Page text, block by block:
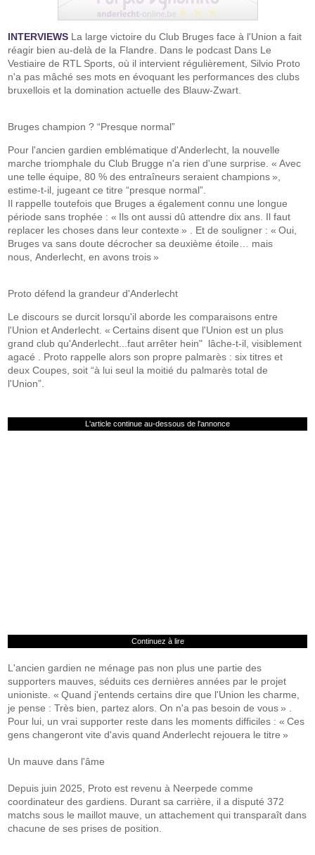
INTERVIEWS La large victoire du Club Bruges face à l'Union a fait
réagir bien au-delà de la Flandre. Dans le podcast Dans Le
Vestiaire de RTL Sports, où il intervient régulièrement, Silvio Proto
n'a pas mâché ses mots en évoquant les performances des clubs
bruxellois et la domination actuelle des Blauw-Zwart.
Bruges champion ? “Presque normal”
Pour l'ancien gardien emblématique d'Anderlecht, la nouvelle
marche triomphale du Club Brugge n'a rien d'une surprise. « Avec
une telle équipe, 80 % des entraîneurs seraient champions »,
estime-t-il, jugeant ce titre “presque normal”.
Il rappelle toutefois que Bruges a également connu une longue
période sans trophée : « Ils ont aussi dû attendre dix ans. Il faut
replacer les choses dans leur contexte » . Et de souligner : « Oui,
Bruges va sans doute décrocher sa deuxième étoile… mais
nous, Anderlecht, en avons trois »
Proto défend la grandeur d'Anderlecht
Le discours se durcit lorsqu'il aborde les comparaisons entre
l'Union et Anderlecht. « Certains disent que l'Union est un plus
grand club qu'Anderlecht...faut arrêter hein" lâche-t-il, visiblement
agacé . Proto rappelle alors son propre palmarès : six titres et
deux Coupes, soit “à lui seul la moitié du palmarès total de
l'Union”.
L'article continue au-dessous de l'annonce
Continuez à lire
L'ancien gardien ne ménage pas non plus une partie des
supporters mauves, séduits ces dernières années par le projet
unioniste. « Quand j'entends certains dire que l'Union les charme,
je pense : Très bien, partez alors. On n'a pas besoin de vous » .
Pour lui, un vrai supporter reste dans les moments difficiles : « Ces
gens changeront vite d'avis quand Anderlecht rejouera le titre »
Un mauve dans l'âme
Depuis juin 2025, Proto est revenu à Neerpede comme
coordinateur des gardiens. Durant sa carrière, il a disputé 372
matchs sous le maillot mauve, un attachement qui transparaît dans
chacune de ses prises de position.